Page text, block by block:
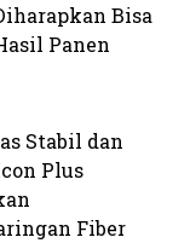
Bisa
Panen
Stabil dan
Plus
Fiber